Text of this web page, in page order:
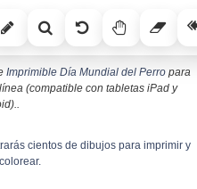
Imprimible Día Mundial del Perropara
(compatible con tabletas iPad y
cientos de dibujos para imprimir y
colorear.